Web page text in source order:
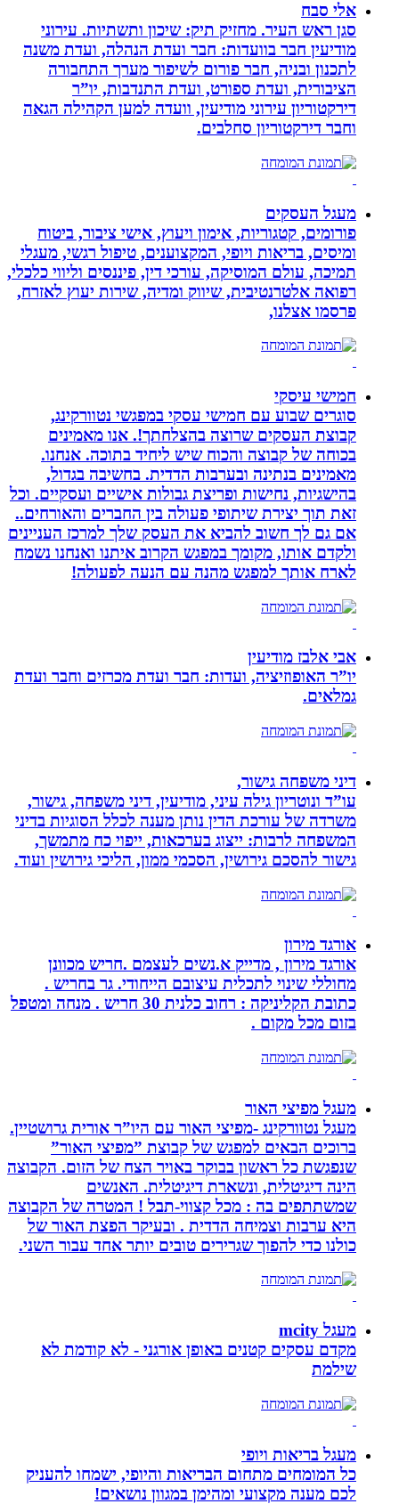
אלי סבח
סגן ראש העיר. מחזיק תיק: שיכון ותשתיות. עירוני
מודיעין חבר בוועדות: חבר ועדת הנהלה, ועדת משנה
לתכנון ובניה, חבר פורום לשיפור מערך התחבורה
הציבורית, ועדת ספורט, ועדת התנדבות, יו”ר
דירקטוריון עירוני מודיעין, וועדה למען הקהילה הגאה
וחבר דירקטוריון סחלבים.
מעגל העסקים
פורומים, קטגוריות, אימון ויעוץ, אישי ציבור, ביטוח
ומיסים, בריאות ויופי, המקצוענים, טיפול רגשי, מעגלי
תמיכה, עולם המוסיקה, עורכי דין, פיננסים וליווי כלכלי,
רפואה אלטרנטיבית, שיווק ומדיה, שירות יעוץ לאזרח,
פרסמו אצלנו,
חמישי עיסקי
סוגרים שבוע עם חמישי עסקי במפגשי נטוורקינג,
קבוצת העסקים שרוצה בהצלחתך!. אנו מאמינים
בכוחה של קבוצה והכוח שיש ליחיד בתוכה. אנחנו.
מאמינים בנתינה ובערבות הדדית. בחשיבה בגדול,
בהישגיות, נחישות ופריצת גבולות אישיים ועסקיים. וכל
זאת תוך יצירת שיתופי פעולה בין החברים והאורחים..
אם גם לך חשוב להביא את העסק שלך למרכז העניינים
ולקדם אותו, מקומך במפגש הקרוב איתנו ואנחנו נשמח
לארח אותך למפגש מהנה עם הנעה לפעולה!
אבי אלבז מודיעין
יו”ר האופוזיציה, ועדות: חבר ועדת מכרזים וחבר ועדת
גמלאים.
דיני משפחה גישור,
עו”ד ונוטריון גילה עיני, מודיעין, דיני משפחה, גישור,
משרדה של עורכת הדין נותן מענה לכלל הסוגיות בדיני
המשפחה לרבות: ייצוג בערכאות, ייפוי כח מתמשך,
גישור להסכם גירושין, הסכמי ממון, הליכי גירושין ועוד.
אורגד מירון
אורגד מירון , מדייק א.נשים לעצמם .חריש מכוונן
מחוללי שינוי לתכלית עיצובם הייחודי. גר בחריש .
כתובת הקליניקה : רחוב כלנית 30 חריש . מנחה ומטפל
בזום מכל מקום .
מעגל מפיצי האור
מעגל נטוורקינג -מפיצי האור עם היו”ר אורית גרושטיין.
ברוכים הבאים למפגש של קבוצת ”מפיצי האור”
שנפגשת כל ראשון בבוקר באויר הצח של הזום. הקבוצה
הינה דיגיטלית, ונשארת דיגיטלית. האנשים
שמשתתפים בה : מכל קצווי-תבל ! המטרה של הקבוצה
היא ערבות וצמיחה הדדית . ובעיקר הפצת האור של
כולנו כדי להפוך שגרירים טובים יותר אחד עבור השני.
מעגל mcity
מקדם עסקים קטנים באופן אורגני - לא קודמת לא
שילמת
מעגל בריאות ויופי
כל המומחים מתחום הבריאות והיופי, ישמחו להעניק
לכם מענה מקצועי ומהימן במגוון נושאים!